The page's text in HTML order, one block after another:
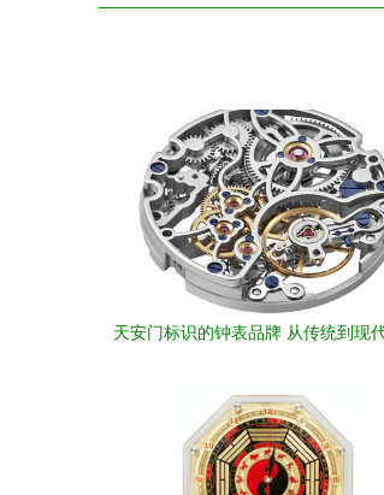
天安门标识的钟表品牌 从传统到现